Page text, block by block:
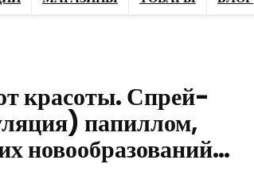
красоты. Спрей-
папиллом,
новообразований…